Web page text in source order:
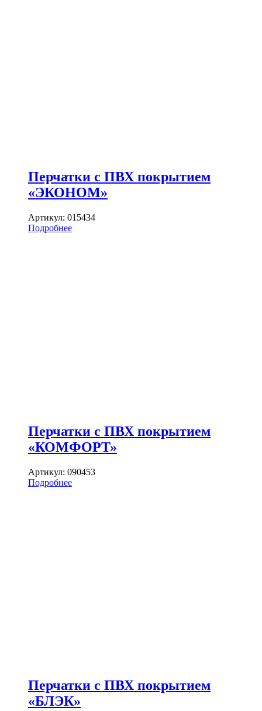
Перчатки с ПВХ покрытием
«ЭКОНОМ»
Артикул: 015434
Подробнее
Перчатки с ПВХ покрытием
«КОМФОРТ»
Артикул: 090453
Подробнее
Перчатки с ПВХ покрытием
«БЛЭК»